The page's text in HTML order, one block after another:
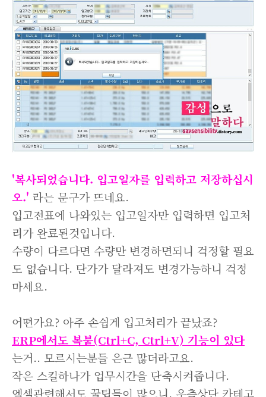
'복사되었습니다. 입고일자를 입력하고 저장하십시
오.' 라는 문구가 뜨네요.
입고전표에 나와있는 입고일자만 입력하면 입고처
리가 완료된것입니다.
수량이 다르다면 수량만 변경하면되니 걱정할 필요
도 없습니다. 단가가 달라져도 변경가능하니 걱정
마세요.
어떤가요? 아주 손쉽게 입고처리가 끝났죠?
ERP에서도 복붙(Ctrl+C, Ctrl+V) 기능이 있다
는거.. 모르시는분들 은근 많더라고요.
작은 스킬하나가 업무시간을 단축시켜줍니다.
엑셀관련해서도 꿀팁들이 많으니, 우측상단 카테고